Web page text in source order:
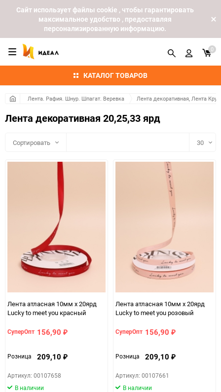
Cайт использует файлы cookie , чтобы гарантировать
максимальное удобство , предоставляя
персонализированную информацию.
КАТАЛОГ ТОВАРОВ
0
Лента. Рафия. Шнур. Шпагат. Веревка Лента декоративная, Лента
Лента декоративная 20,25,33 ярд
Сортировать 30
Лента атласная 10мм х 20ярд
Lucky to meet you красный
СуперОпт 156,90 ₽
Розница 209,10 ₽
Артикул: 00107658
В наличии
Лента атласная 10мм х 20ярд
Lucky to meet you розовый
СуперОпт 156,90 ₽
Розница 209,10 ₽
Артикул: 00107661
В наличии